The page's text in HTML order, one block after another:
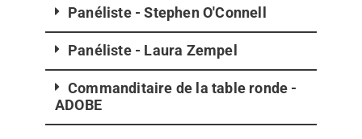
Panéliste - Stephen O'Connell
Panéliste - Laura Zempel
Commanditaire de la table ronde -
ADOBE